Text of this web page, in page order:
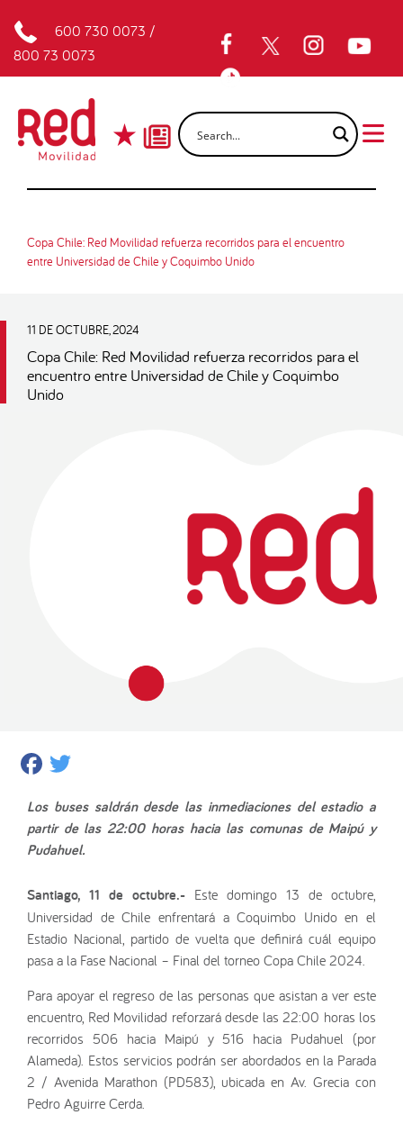
600 730 0073 /
800 73 0073
Copa Chile: Red Movilidad refuerza recorridos para el encuentro
entre Universidad de Chile y Coquimbo Unido
11 DE OCTUBRE, 2024
Copa Chile: Red Movilidad refuerza recorridos para el
encuentro entre Universidad de Chile y Coquimbo
Unido
Facebook
Los buses saldrán desde las inmediaciones del estadio a
partir de las 22:00 horas hacia las comunas de Maipú y
Pudahuel.
Santiago, 11 de octubre.- Este domingo 13 de octubre,
Universidad de Chile enfrentará a Coquimbo Unido en el
Estadio Nacional, partido de vuelta que definirá cuál equipo
pasa a la Fase Nacional – Final del torneo Copa Chile 2024.
Para apoyar el regreso de las personas que asistan a ver este
encuentro, Red Movilidad reforzará desde las 22:00 horas los
recorridos 506 hacia Maipú y 516 hacia Pudahuel (por
Alameda). Estos servicios podrán ser abordados en la Parada
2 / Avenida Marathon (PD583), ubicada en Av. Grecia con
Pedro Aguirre Cerda.